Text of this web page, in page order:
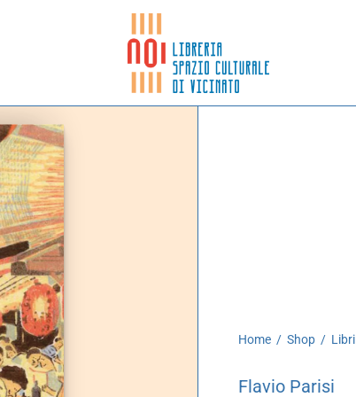
Home / Shop / Libri
Flavio Parisi